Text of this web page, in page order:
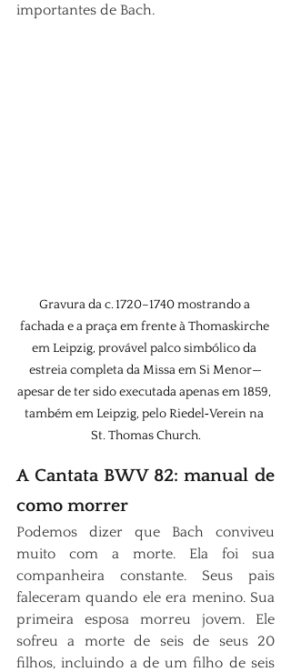
importantes de Bach.
Gravura da c. 1720–1740 mostrando a
fachada e a praça em frente à Thomaskirche
em Leipzig, provável palco simbólico da
estreia completa da Missa em Si Menor—
apesar de ter sido executada apenas em 1859,
também em Leipzig, pelo Riedel‑Verein na
St. Thomas Church.
A Cantata BWV 82: manual de
como morrer
Podemos dizer que Bach conviveu
muito com a morte. Ela foi sua
companheira constante. Seus pais
faleceram quando ele era menino. Sua
primeira esposa morreu jovem. Ele
sofreu a morte de seis de seus 20
filhos, incluindo a de um filho de seis